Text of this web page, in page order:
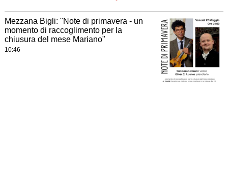
Mezzana Bigli: "Note di primavera - un
momento di raccoglimento per la
chiusura del mese Mariano"
10:46